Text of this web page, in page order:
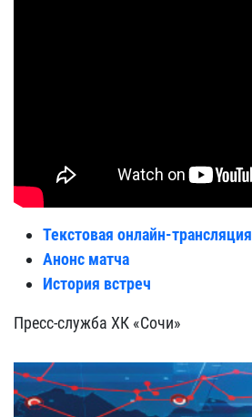
Текстовая онлайн-трансляция
Анонс матча
История встреч
Пресс-служба ХК «Сочи»